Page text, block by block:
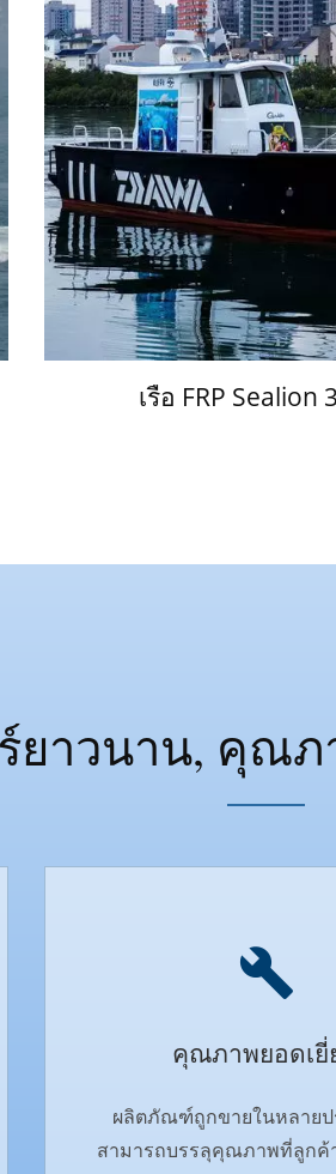
เรือ FRP Sealion
ยาวนาน, คุณภ
คุณภาพยอดเยี่
ผลิตภัณฑ์ถูกขายในหลายป
สามารถบรรลุคุณภาพที่ลูกค้